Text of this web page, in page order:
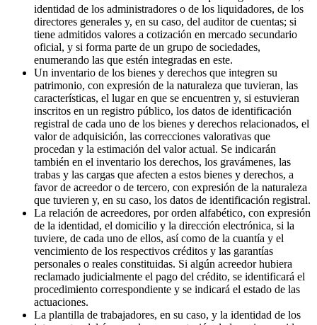
identidad de los administradores o de los liquidadores, de los
directores generales y, en su caso, del auditor de cuentas; si
tiene admitidos valores a cotización en mercado secundario
oficial, y si forma parte de un grupo de sociedades,
enumerando las que estén integradas en este.
Un inventario de los bienes y derechos que integren su
patrimonio, con expresión de la naturaleza que tuvieran, las
características, el lugar en que se encuentren y, si estuvieran
inscritos en un registro público, los datos de identificación
registral de cada uno de los bienes y derechos relacionados, el
valor de adquisición, las correcciones valorativas que
procedan y la estimación del valor actual. Se indicarán
también en el inventario los derechos, los gravámenes, las
trabas y las cargas que afecten a estos bienes y derechos, a
favor de acreedor o de tercero, con expresión de la naturaleza
que tuvieren y, en su caso, los datos de identificación registral.
La relación de acreedores, por orden alfabético, con expresión
de la identidad, el domicilio y la dirección electrónica, si la
tuviere, de cada uno de ellos, así como de la cuantía y el
vencimiento de los respectivos créditos y las garantías
personales o reales constituidas. Si algún acreedor hubiera
reclamado judicialmente el pago del crédito, se identificará el
procedimiento correspondiente y se indicará el estado de las
actuaciones.
La plantilla de trabajadores, en su caso, y la identidad de los